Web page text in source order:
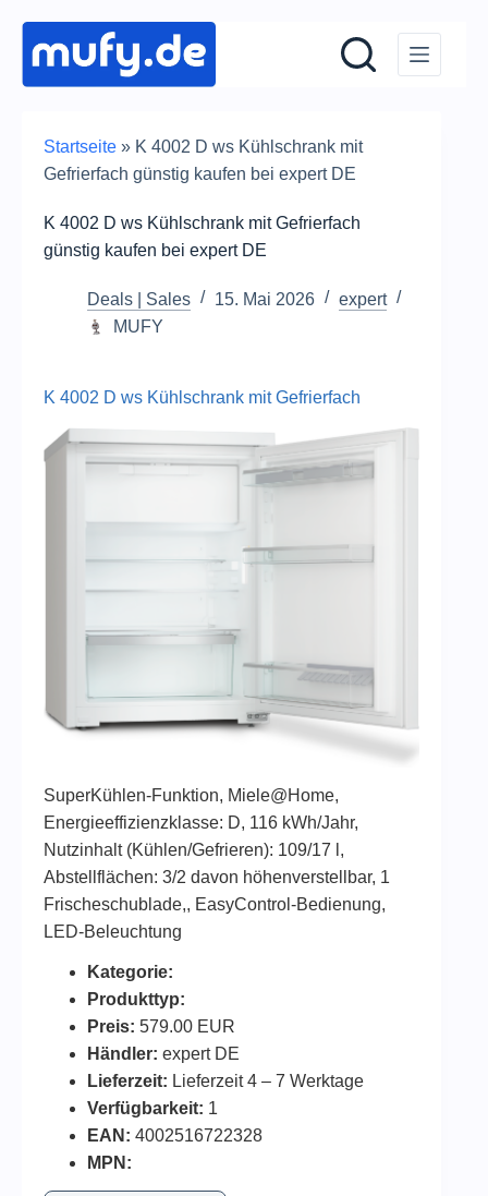
Inhalt
springen
Startseite » K 4002 D ws Kühlschrank mit
Gefrierfach günstig kaufen bei expert DE
K 4002 D ws Kühlschrank mit Gefrierfach
günstig kaufen bei expert DE
Deals | Sales 15. Mai 2026
expert
MUFY
K 4002 D ws Kühlschrank mit Gefrierfach
SuperKühlen-Funktion, Miele@Home,
Energieeffizienzklasse: D, 116 kWh/Jahr,
Nutzinhalt (Kühlen/Gefrieren): 109/17 l,
Abstellflächen: 3/2 davon höhenverstellbar, 1
Frischeschublade,, EasyControl-Bedienung,
LED-Beleuchtung
Kategorie:
Produkttyp:
Preis: 579.00 EUR
Händler: expert DE
Lieferzeit: Lieferzeit 4 – 7 Werktage
Verfügbarkeit: 1
EAN: 4002516722328
MPN: